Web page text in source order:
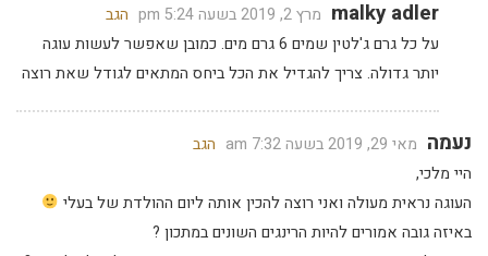
malky adler מרץ 2, 2019 בשעה 5:24 pm
הגב
על כל גרם ג'לטין שמים 6 גרם מים. כמובן שאפשר לעשות עוגה
יותר גדולה. צריך להגדיל את הכל ביחס המתאים לגודל שאת רוצה
נעמה מאי 29, 2019 בשעה 7:32 am
הגב
היי מלכי,
העוגה נראית מעולה ואני רוצה להכין אותה ליום ההולדת של בעלי
באיזה גובה אמורים להיות הרינגים השונים במתכון ?